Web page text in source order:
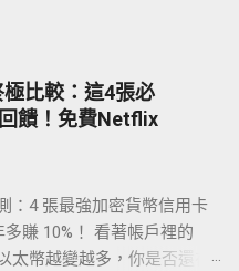
比較：這4張必
饋！免費Netflix
：4 張最強加密貨幣信用卡
賺 10%！ 看著帳戶裡的
太幣越變越多，你是否還在